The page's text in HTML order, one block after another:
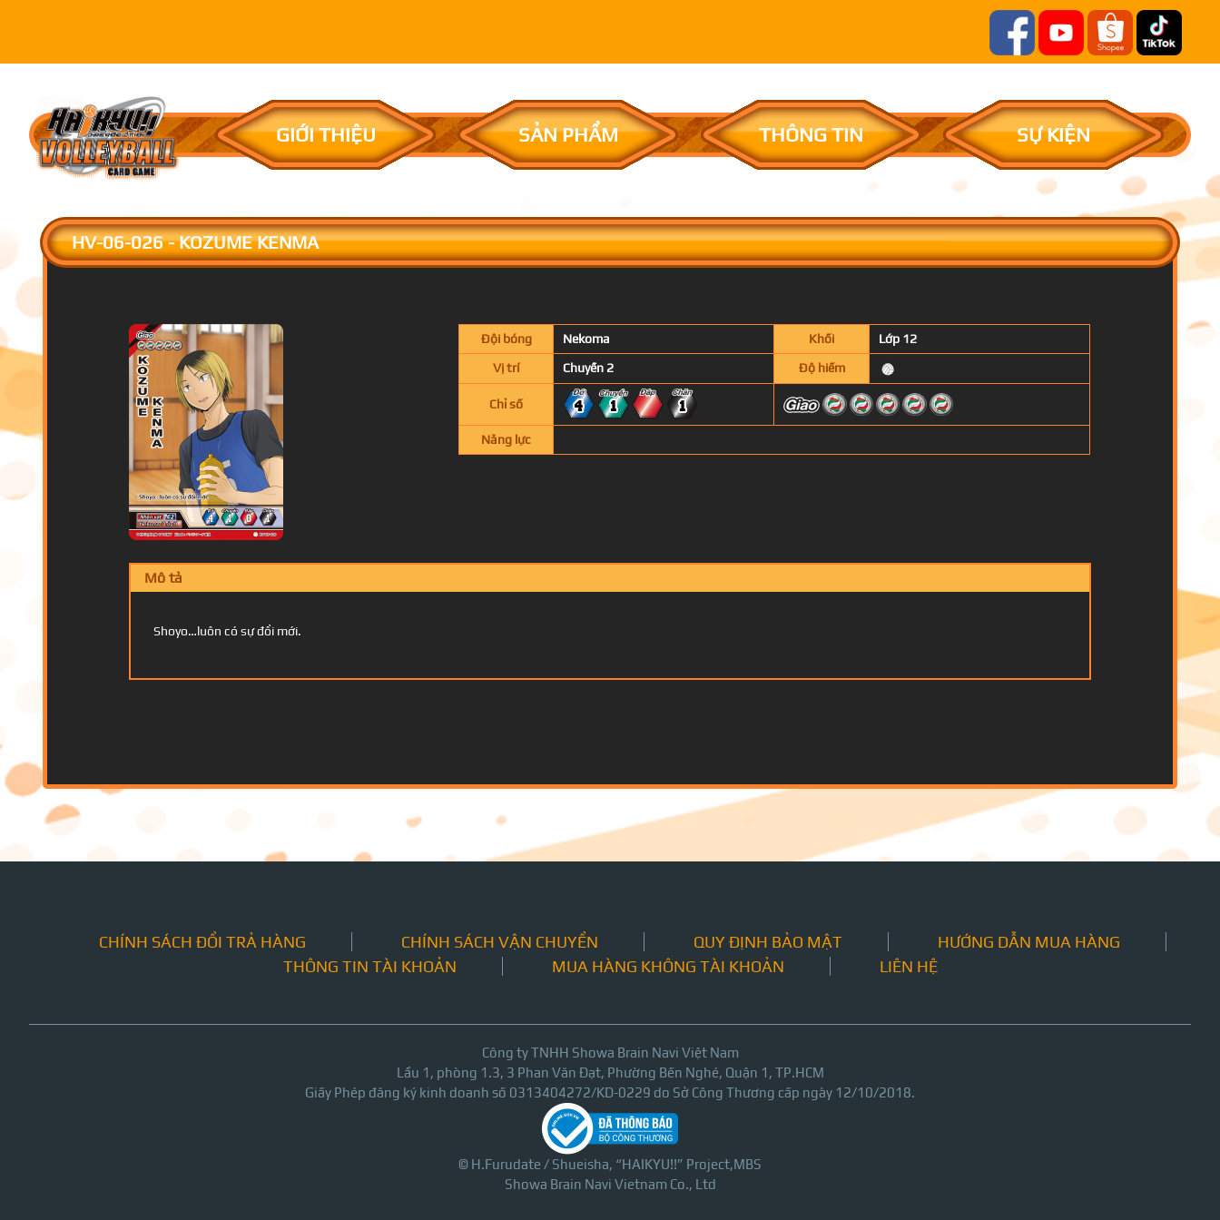
GIỚI THIỆU SẢN PHẨM THÔNG TIN SỰ KIỆN
HV-06-026 - KOZUME KENMA
Đội bóng Nekoma Khối
Lớp 12
Vị trí
Chuyền 2 Độ hiếm
Chỉ số 4 1 1
Năng lực
Mô tả
Shoyo…luôn có sự đổi mới.
CHÍNH SÁCH ĐỔI TRẢ HÀNG CHÍNH SÁCH VẬN CHUYỂN QUY ĐỊNH BẢO MẬT
HƯỚNG DẪN MUA HÀNG
THÔNG TIN TÀI KHOẢN
MUA HÀNG KHÔNG TÀI KHOẢN LIÊN HỆ
Công ty TNHH Showa Brain Navi Việt Nam
Lầu 1, phòng 1.3, 3 Phan Văn Đạt, Phường Bến Nghé, Quận 1, TP.HCM
Giấy Phép đăng ký kinh doanh số 0313404272/KD-0229 do Sở Công Thương cấp ngày 12/10/2018.
© H.Furudate / Shueisha, “HAIKYU!!” Project,MBS
Showa Brain Navi Vietnam Co., Ltd